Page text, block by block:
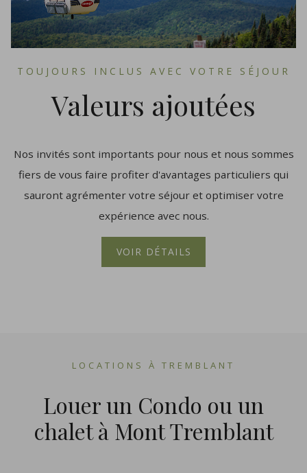
TOUJOURS INCLUS AVEC VOTRE SÉJOUR
Valeurs ajoutées
Nos invités sont importants pour nous et nous sommes
fiers de vous faire profiter d'avantages particuliers qui
sauront agrémenter votre séjour et optimiser votre
expérience avec nous.
VOIR DÉTAILS
LOCATIONS À TREMBLANT
Louer un Condo ou un
chalet à Mont Tremblant